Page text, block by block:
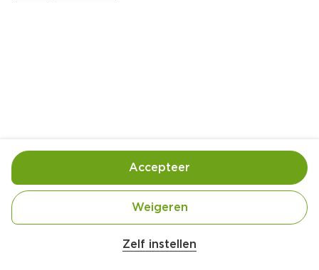
Ingrediënten Bereiding
Zelf instellen
Weigeren
Accepteer